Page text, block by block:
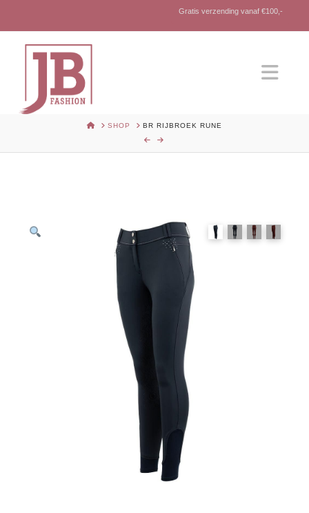
Gratis verzending vanaf €100,-
HOMESHOP BR RIJBROEK RUNE